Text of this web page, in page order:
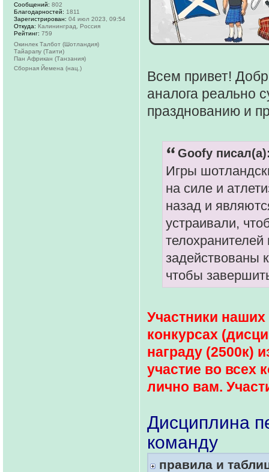
Всем привет!
аналога реально
празднованию и
Goofy
Игры
на силе и
назад и
устраивали,
задействованы
чтобы
Участники
конкурсах
награду (2500к)
участие во всех
лично вам.
Дисциплина
команду
правила и
Сообщений: 802
Благодарностей: 1811
Зарегистрирован: 04 июл 2023, 09:54
Откуда: Калининград, Россия
Рейтинг: 759
Окинлек Талбот (Шотландия)
Тайарапу (Таити)
Пан Африкан (Танзания)
Сборная Йемена (нац.)